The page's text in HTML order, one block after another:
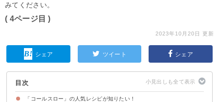
みてください。
( 4ページ目 )
2023年10月20日 更新
シェア ツイート シェア
目次
「コールスロー」の人気レシピが知りたい！